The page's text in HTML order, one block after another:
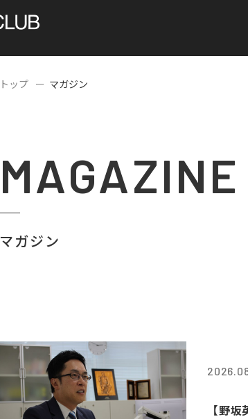
トップ マガジン
MAGAZINE
マガジン
【野